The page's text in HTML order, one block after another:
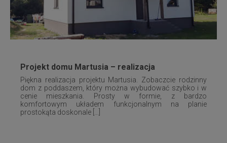
Projekt domu Martusia – realizacja
Piękna realizacja projektu Martusia. Zobaczcie rodzinny
dom z poddaszem, który można wybudować szybko i w
cenie mieszkania. Prosty w formie, z bardzo
komfortowym układem funkcjonalnym na planie
prostokąta doskonale [...]